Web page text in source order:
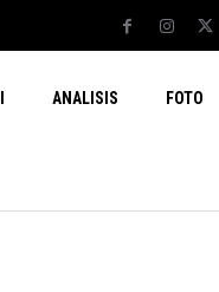
ANALISIS FOTO